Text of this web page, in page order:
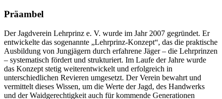
Präambel
Der Jagdverein Lehrprinz e. V. wurde im Jahr 2007 gegründet. Er
entwickelte das sogenannte „Lehrprinz-Konzept“, das die praktische
Ausbildung von Jungjägern durch erfahrene Jäger – die Lehrprinzen
– systematisch fördert und strukturiert. Im Laufe der Jahre wurde
das Konzept stetig weiterentwickelt und erfolgreich in
unterschiedlichen Revieren umgesetzt. Der Verein bewahrt und
vermittelt dieses Wissen, um die Werte der Jagd, des Handwerks
und der Waidgerechtigkeit auch für kommende Generationen